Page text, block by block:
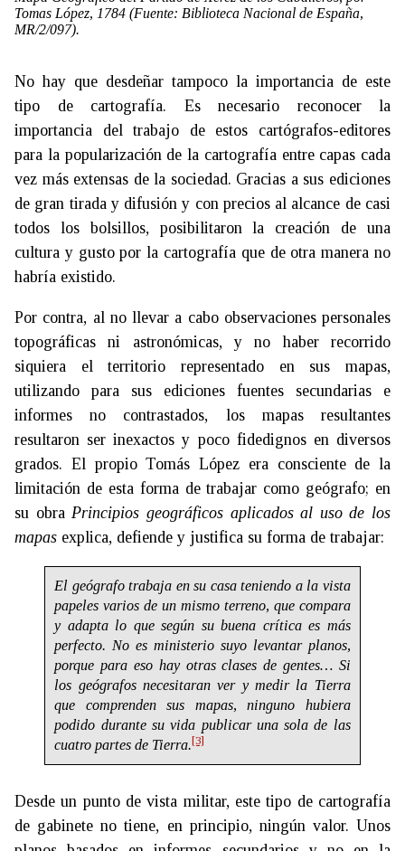
Tomas López, 1784 (Fuente: Biblioteca Nacional de España,
MR/2/097).
No hay que desdeñar tampoco la importancia de este
tipo de cartografía. Es necesario reconocer la
importancia del trabajo de estos cartógrafos-editores
para la popularización de la cartografía entre capas cada
vez más extensas de la sociedad. Gracias a sus ediciones
de gran tirada y difusión y con precios al alcance de casi
todos los bolsillos, posibilitaron la creación de una
cultura y gusto por la cartografía que de otra manera no
habría existido.
Por contra, al no llevar a cabo observaciones personales
topográficas ni astronómicas, y no haber recorrido
siquiera el territorio representado en sus mapas,
utilizando para sus ediciones fuentes secundarias e
informes no contrastados, los mapas resultantes
resultaron ser inexactos y poco fidedignos en diversos
grados. El propio Tomás López era consciente de la
limitación de esta forma de trabajar como geógrafo; en
su obra Principios geográficos aplicados al uso de los
mapas explica, defiende y justifica su forma de trabajar:
El geógrafo trabaja en su casa teniendo a la vista
papeles varios de un mismo terreno, que compara
y adapta lo que según su buena crítica es más
perfecto. No es ministerio suyo levantar planos,
porque para eso hay otras clases de gentes… Si
los geógrafos necesitaran ver y medir la Tierra
que comprenden sus mapas, ninguno hubiera
podido durante su vida publicar una sola de las
cuatro partes de Tierra.[3]
Desde un punto de vista militar, este tipo de cartografía
de gabinete no tiene, en principio, ningún valor. Unos